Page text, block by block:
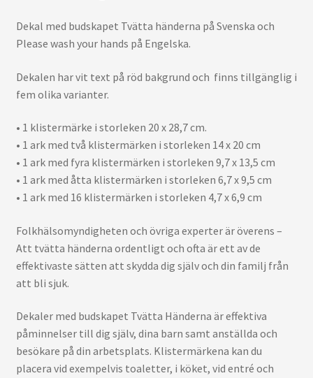
Dekal med budskapet Tvätta händerna på Svenska och
Please wash your hands på Engelska.
Dekalen har vit text på röd bakgrund och finns tillgänglig i
fem olika varianter.
• 1 klistermärke i storleken 20 x 28,7 cm.
• 1 ark med två klistermärken i storleken 14 x 20 cm
• 1 ark med fyra klistermärken i storleken 9,7 x 13,5 cm
• 1 ark med åtta klistermärken i storleken 6,7 x 9,5 cm
• 1 ark med 16 klistermärken i storleken 4,7 x 6,9 cm
Folkhälsomyndigheten och övriga experter är överens –
Att tvätta händerna ordentligt och ofta är ett av de
effektivaste sätten att skydda dig själv och din familj från
att bli sjuk.
Dekaler med budskapet Tvätta Händerna är effektiva
påminnelser till dig själv, dina barn samt anställda och
besökare på din arbetsplats. Klistermärkena kan du
placera vid exempelvis toaletter, i köket, vid entré och